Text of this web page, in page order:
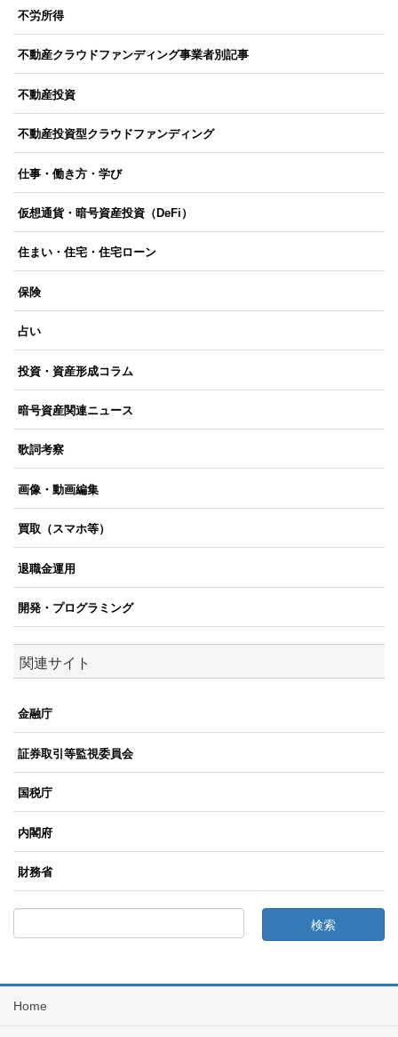
不労所得
不動産クラウドファンディング事業者別記事
不動産投資
不動産投資型クラウドファンディング
仕事・働き方・学び
仮想通貨・暗号資産投資（DeFi）
住まい・住宅・住宅ローン
保険
占い
投資・資産形成コラム
暗号資産関連ニュース
歌詞考察
画像・動画編集
買取（スマホ等）
退職金運用
開発・プログラミング
関連サイト
金融庁
証券取引等監視委員会
国税庁
内閣府
財務省
Home